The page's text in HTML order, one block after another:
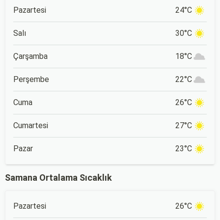
Pazartesi 24°C
Salı 30°C
Çarşamba 18°C
Perşembe 22°C
Cuma 26°C
Cumartesi 27°C
Pazar 23°C
Samana Ortalama Sıcaklık
Pazartesi 26°C